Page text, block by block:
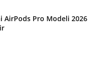
AirPods Pro Modeli 2026